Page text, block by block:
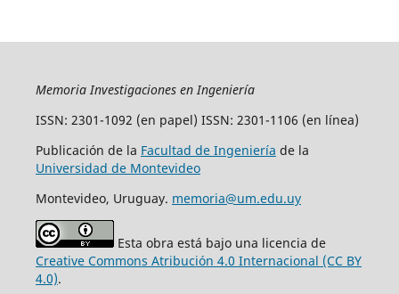
Memoria Investigaciones en Ingeniería
ISSN: 2301-1092 (en papel) ISSN: 2301-1106 (en línea)
Publicación de la Facultad de Ingeniería de la
Universidad de Montevideo
Montevideo, Uruguay. memoria@um.edu.uy
Esta obra está bajo una licencia de
Creative Commons Atribución 4.0 Internacional (CC BY
4.0).